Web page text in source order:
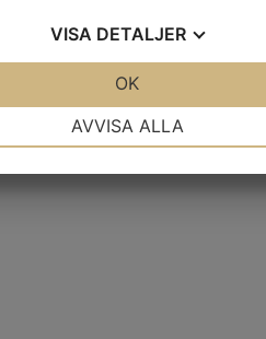
VISA DETALJER
AVVISA ALLA
OK